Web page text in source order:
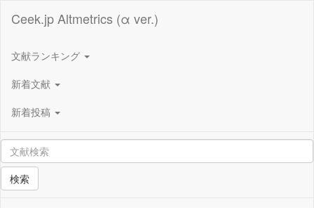
Ceek.jp Altmetrics (α ver.)
文献ランキング
新着文献
新着投稿
検索